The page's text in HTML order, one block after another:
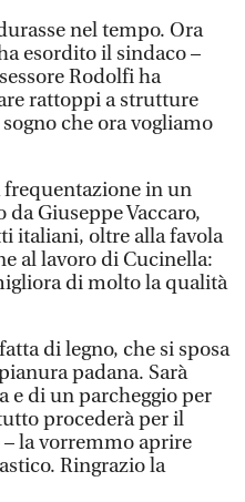
nel tempo. Ora
esordito il sindaco –
Rodolfi ha
rattoppi a strutture
che ora vogliamo
in un
Giuseppe Vaccaro,
italiani, oltre alla favola
al lavoro di Cucinella:
di molto la qualità
di legno, che si sposa
padana. Sarà
e di un parcheggio per
procederà per il
la vorremmo aprire
Ringrazio la